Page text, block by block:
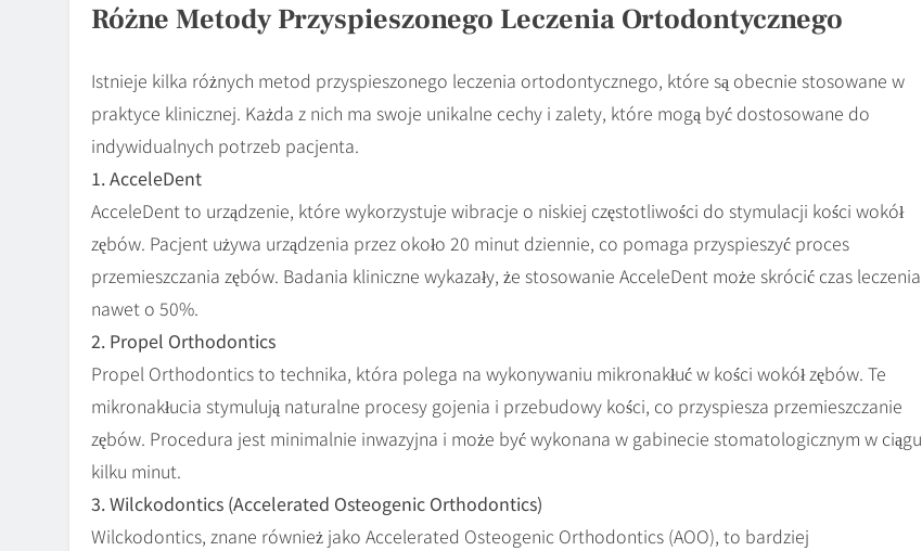
Różne Metody Przyspieszonego Leczenia Ortodontycznego
Istnieje kilka różnych metod przyspieszonego leczenia ortodontycznego, które są obecnie stosowane w
praktyce klinicznej. Każda z nich ma swoje unikalne cechy i zalety, które mogą być dostosowane do
indywidualnych potrzeb pacjenta.
1. AcceleDent
AcceleDent to urządzenie, które wykorzystuje wibracje o niskiej częstotliwości do stymulacji kości wokół
zębów. Pacjent używa urządzenia przez około 20 minut dziennie, co pomaga przyspieszyć proces
przemieszczania zębów. Badania kliniczne wykazały, że stosowanie AcceleDent może skrócić czas leczenia
nawet o 50%.
2. Propel Orthodontics
Propel Orthodontics to technika, która polega na wykonywaniu mikronakłuć w kości wokół zębów. Te
mikronakłucia stymulują naturalne procesy gojenia i przebudowy kości, co przyspiesza przemieszczanie
zębów. Procedura jest minimalnie inwazyjna i może być wykonana w gabinecie stomatologicznym w ciągu
kilku minut.
3. Wilckodontics (Accelerated Osteogenic Orthodontics)
Wilckodontics, znane również jako Accelerated Osteogenic Orthodontics (AOO), to bardziej